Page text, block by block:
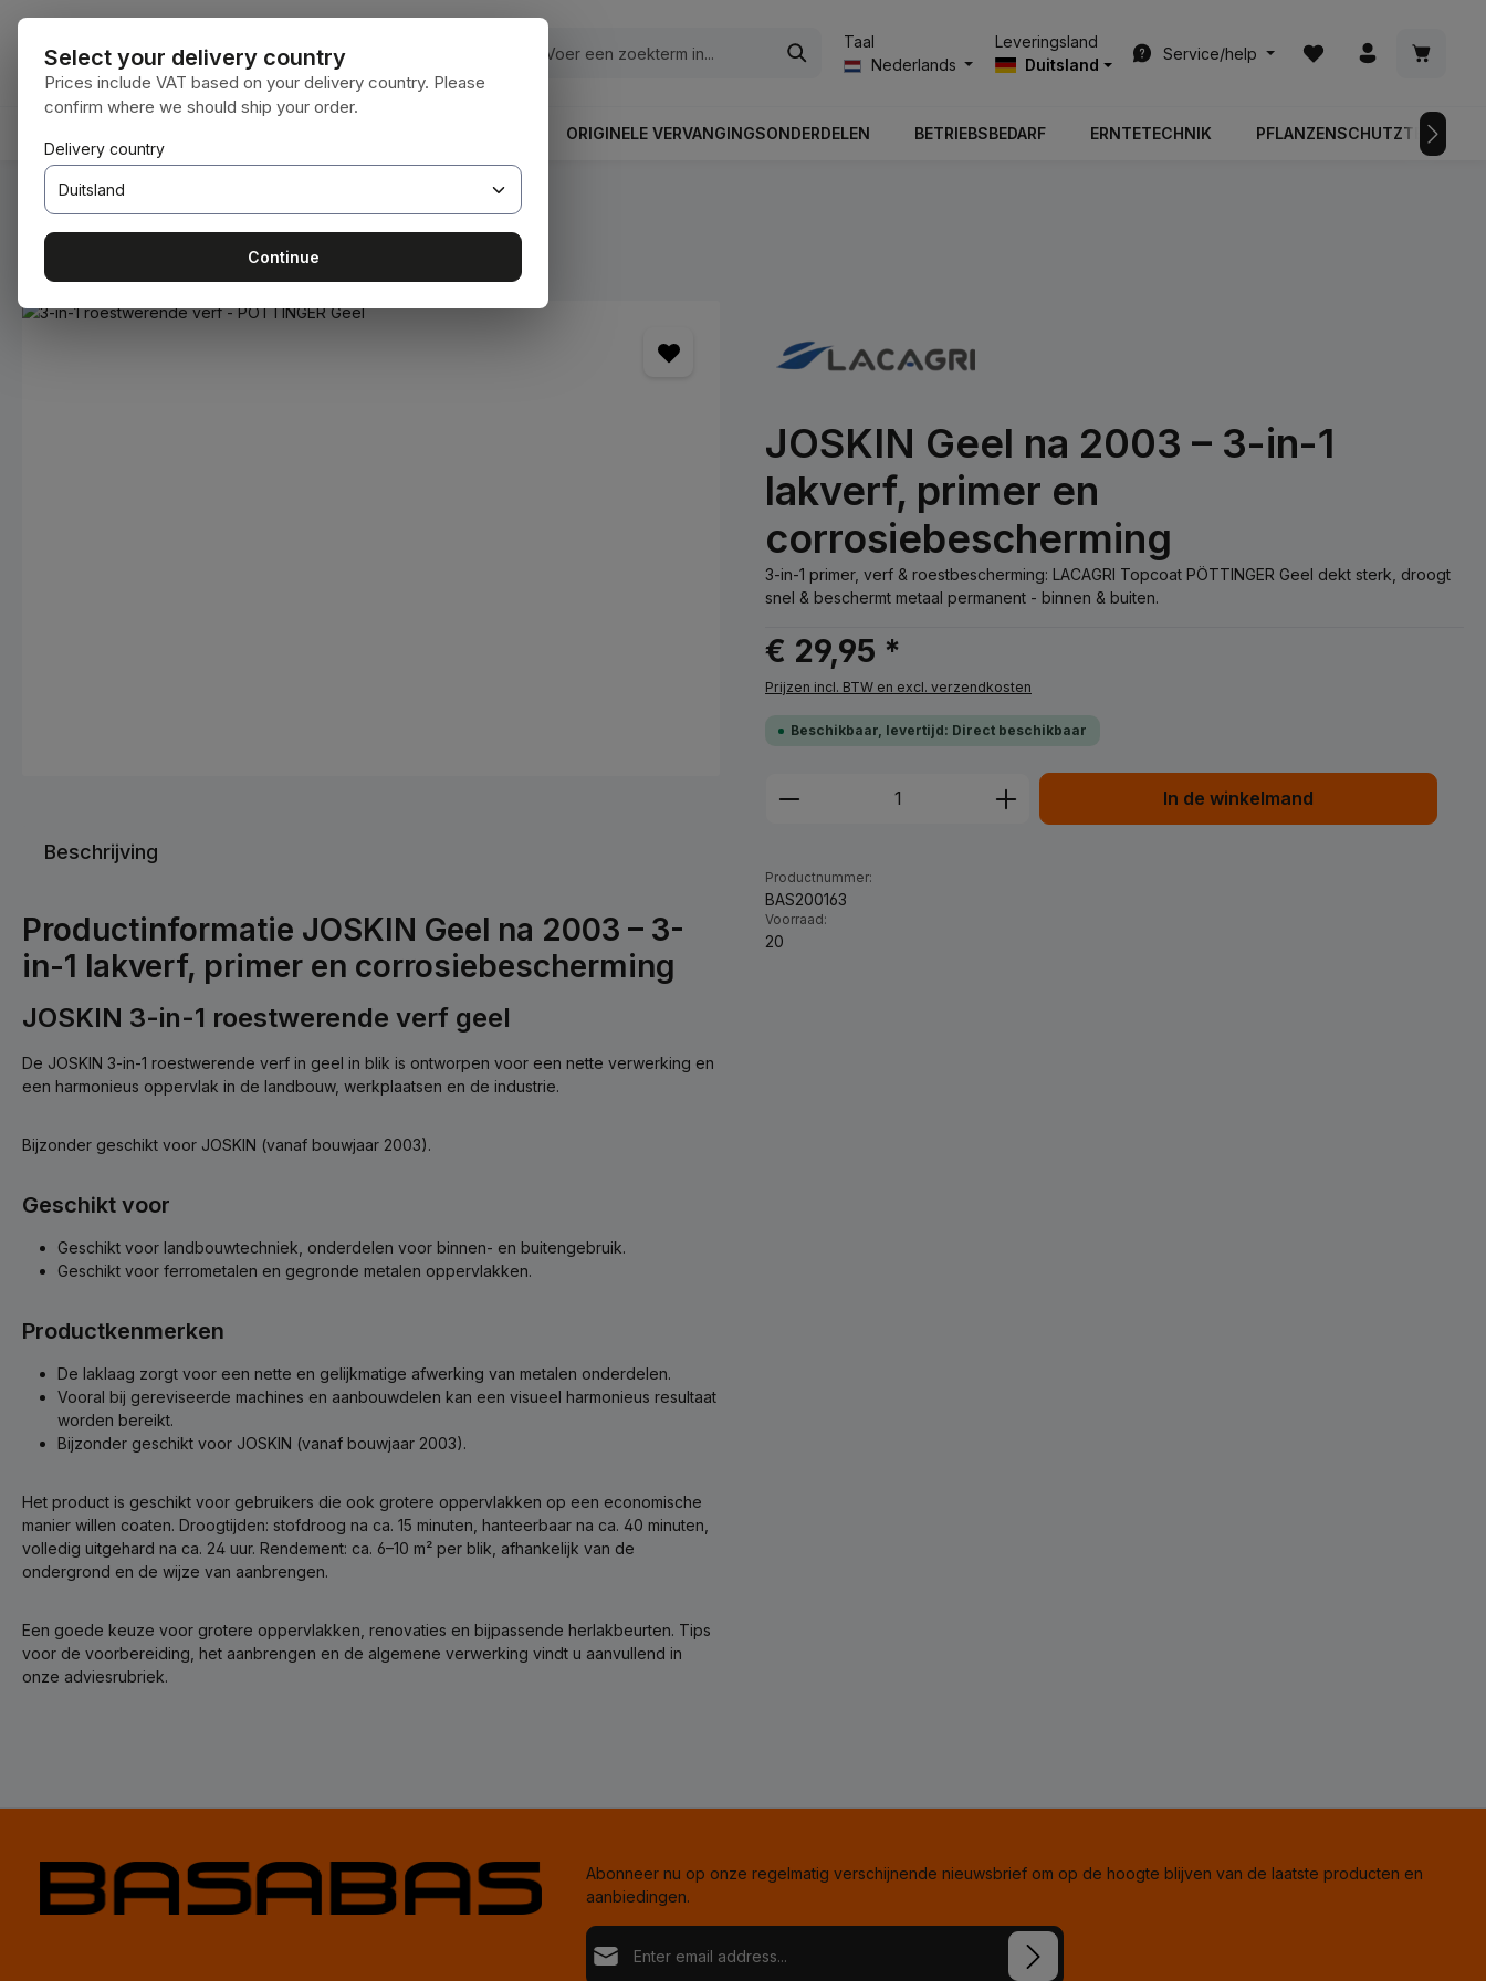
de hoofdinhoud
Ga naar de zoekopdracht
Ga naar de hoofdnavigatie
Taal
Nederlands
Leveringsland
Duitsland
Service/help
Je hebt 0 items op je
ORIGINELE VERVANGINGSONDERDELEN BETRIEBSBEDARF ERNTETECHNIK PFLANZENSCHUTZTECHNIK
U bent hier: Home Verbruiksmaterialen Verven en lakken
Afbeeldingengalerij overslaan
JOSKIN Geel na 2003 – 3-in-1
lakverf, primer en
corrosiebescherming
3-in-1 primer, verf & roestbescherming: LACAGRI Topcoat PÖTTINGER Geel dekt sterk, droogt
snel & beschermt metaal permanent - binnen & buiten.
€ 29,95 *
Prijzen incl. BTW en excl. verzendkosten
Beschikbaar, levertijd: Direct beschikbaar
Producthoeveelheid: Voer de gewenste hoeveelheid in
In de winkelmand
Productnummer:
BAS200163
Voorraad:
20
Beschrijving
Productinformatie JOSKIN Geel na 2003 – 3-
in-1 lakverf, primer en corrosiebescherming
JOSKIN 3-in-1 roestwerende verf geel
De JOSKIN 3-in-1 roestwerende verf in geel in blik is ontworpen voor een nette verwerking en
een harmonieus oppervlak in de landbouw, werkplaatsen en de industrie.
Bijzonder geschikt voor JOSKIN (vanaf bouwjaar 2003).
Geschikt voor
Geschikt voor landbouwtechniek, onderdelen voor binnen- en buitengebruik.
Geschikt voor ferrometalen en gegronde metalen oppervlakken.
Productkenmerken
De laklaag zorgt voor een nette en gelijkmatige afwerking van metalen onderdelen.
Vooral bij gereviseerde machines en aanbouwdelen kan een visueel harmonieus resultaat
worden bereikt.
Bijzonder geschikt voor JOSKIN (vanaf bouwjaar 2003).
Het product is geschikt voor gebruikers die ook grotere oppervlakken op een economische
manier willen coaten. Droogtijden: stofdroog na ca. 15 minuten, hanteerbaar na ca. 40 minuten,
volledig uitgehard na ca. 24 uur. Rendement: ca. 6–10 m² per blik, afhankelijk van de
ondergrond en de wijze van aanbrengen.
Een goede keuze voor grotere oppervlakken, renovaties en bijpassende herlakbeurten. Tips
voor de voorbereiding, het aanbrengen en de algemene verwerking vindt u aanvullend in
onze adviesrubriek.
Abonneer nu op onze regelmatig verschijnende nieuwsbrief om op de hoogte blijven van de laatste producten en
aanbiedingen.
E-mailadres*
Select your delivery country
Prices include VAT based on your delivery country. Please
confirm where we should ship your order.
Delivery country
Continue